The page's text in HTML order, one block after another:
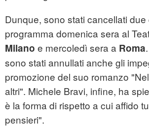
Dunque, sono stati cancellati
programma domenica sera al
Milano e mercoledì sera a Roma
sono stati annullati anche gli
promozione del suo romanzo
altri". Michele Bravi, infine, ha
è la forma di rispetto a cui affido
pensieri".